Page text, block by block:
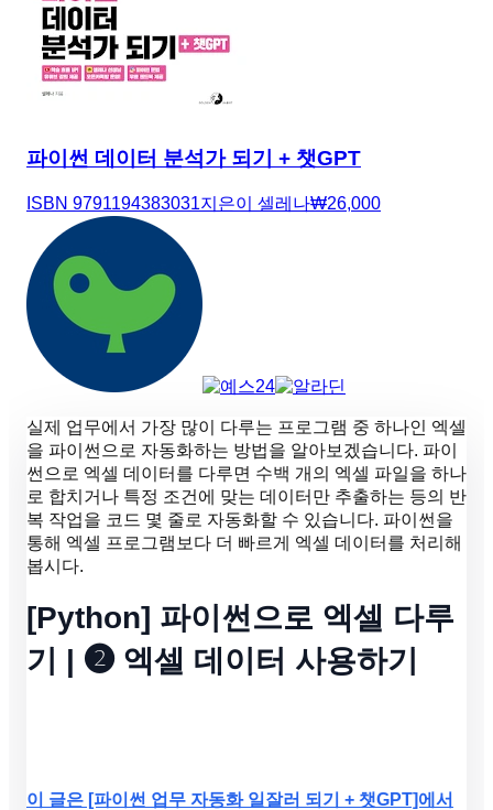
파이썬 데이터 분석가 되기 + 챗GPT
ISBN 9791194383031지은이 셀레나₩26,000
실제 업무에서 가장 많이 다루는 프로그램 중 하나인 엑셀
을 파이썬으로 자동화하는 방법을 알아보겠습니다. 파이
썬으로 엑셀 데이터를 다루면 수백 개의 엑셀 파일을 하나
로 합치거나 특정 조건에 맞는 데이터만 추출하는 등의 반
복 작업을 코드 몇 줄로 자동화할 수 있습니다. 파이썬을
통해 엑셀 프로그램보다 더 빠르게 엑셀 데이터를 처리해
봅시다.
[Python] 파이썬으로 엑셀 다루
기 | ❷ 엑셀 데이터 사용하기
이 글은 [파이썬 업무 자동화 일잘러 되기 + 챗GPT]에서